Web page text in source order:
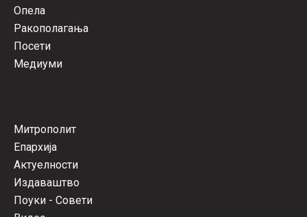
Опела
Ракополагања
Посети
Медиуми
Митрополит
Епархија
Актуелности
Издаваштво
Поуки - Совети